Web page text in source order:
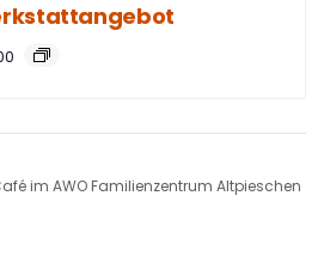
im AWO Familienzentrum Altpieschen